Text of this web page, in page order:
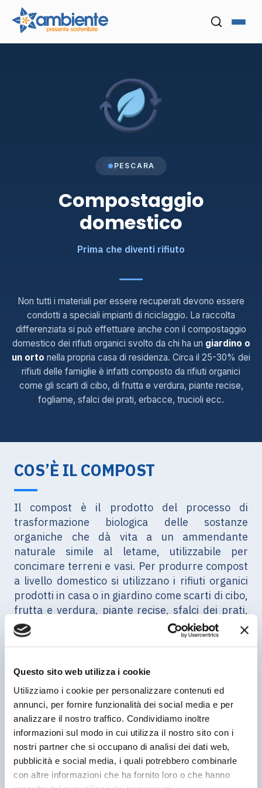
Questo sito web utilizza i cookie
Utilizziamo i cookie per personalizzare contenuti ed
annunci, per fornire funzionalità dei social media e per
analizzare il nostro traffico. Condividiamo inoltre
informazioni sul modo in cui utilizza il nostro sito con i
nostri partner che si occupano di analisi dei dati web,
pubblicità e social media, i quali potrebbero combinarle
con altre informazioni che ha fornito loro o che hanno
PESCARA
Compostaggio
domestico
Prima che diventi rifiuto
Non tutti i materiali per essere recuperati devono essere
condotti a speciali impianti di riciclaggio. La raccolta
differenziata si può effettuare anche con il compostaggio
domestico dei rifiuti organici svolto da chi ha un giardino o
un orto nella propria casa di residenza. Circa il 25-30% dei
rifiuti delle famiglie è infatti composto da rifiuti organici
come gli scarti di cibo, di frutta e verdura, piante recise,
fogliame, sfalci dei prati, erbacce, trucioli ecc.
COS’È IL COMPOST
Il compost è il prodotto del processo di
trasformazione biologica delle sostanze
organiche che dà vita a un ammendante
naturale simile al letame, utilizzabile per
concimare terreni e vasi. Per produrre compost
a livello domestico si utilizzano i rifiuti organici
prodotti in casa o in giardino come scarti di cibo,
frutta e verdura, piante recise, sfalci dei prati,
potatura, trucioli e segatura, ecc.
● scarti di cucina
● avanzi di cibo
● alimenti avariati
● gusci d’uovo
● scarti di verdura e frutta
● fondi di caffè
Cerca
Menu